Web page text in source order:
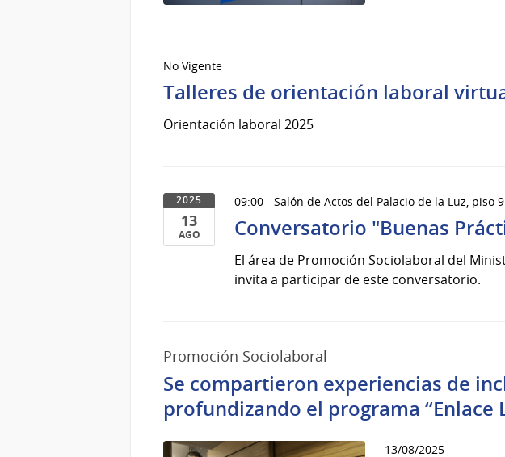
No Vigente
Talleres de orientación laboral
Orientación laboral 2025
2025
13
AGO
09:00 - Salón de Actos del Palacio de la Luz, piso 9
Conversatorio "Buenas
El área de Promoción Sociolaboral del
invita a participar de este conversatorio.
Promoción Sociolaboral
Se compartieron experiencias de
profundizando el programa “Enlace
13/08/2025